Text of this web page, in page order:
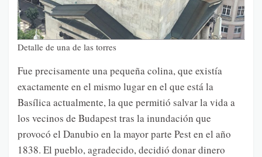
Detalle de una de las torres
Fue precisamente una pequeña colina, que existía
exactamente en el mismo lugar en el que está la
Basílica actualmente, la que permitió salvar la vida a
los vecinos de Budapest tras la inundación que
provocó el Danubio en la mayor parte Pest en el año
1838. El pueblo, agradecido, decidió donar dinero